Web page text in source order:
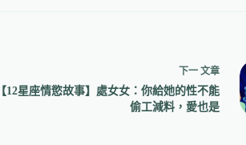
下一 文章
【12星座情慾故事】處女女：你給她的性不能
偷工減料，愛也是